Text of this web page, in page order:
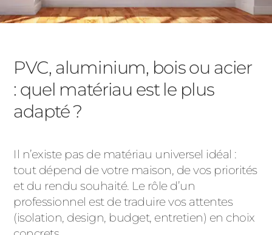
PVC, aluminium, bois ou acier
: quel matériau est le plus
adapté ?
Il n’existe pas de matériau universel idéal :
tout dépend de votre maison, de vos priorités
et du rendu souhaité. Le rôle d’un
professionnel est de traduire vos attentes
(isolation, design, budget, entretien) en choix